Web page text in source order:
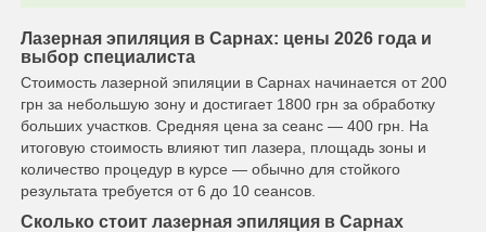
Лазерная эпиляция в Сарнах: цены 2026 года и
выбор специалиста
Стоимость лазерной эпиляции в Сарнах начинается от 200
грн за небольшую зону и достигает 1800 грн за обработку
больших участков. Средняя цена за сеанс — 400 грн. На
итоговую стоимость влияют тип лазера, площадь зоны и
количество процедур в курсе — обычно для стойкого
результата требуется от 6 до 10 сеансов.
Сколько стоит лазерная эпиляция в Сарнах